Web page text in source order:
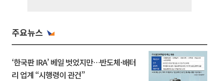
주요뉴스
‘한국판 IRA’ 베일 벗었지만…반도체·배터
리 업계 “시행령이 관건”